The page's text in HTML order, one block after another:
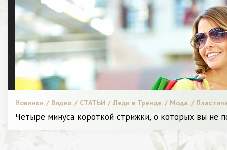
Новинки. / Видео. / СТАТЬИ / Леди в Тренде. / Мода. /
Четыре минуса короткой стрижки, о которых вы не